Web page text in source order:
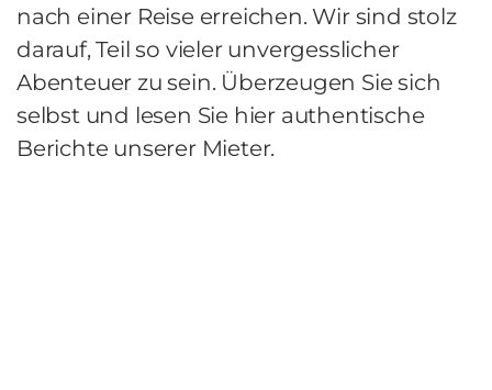
nach einer Reise erreichen. Wir sind stolz
darauf, Teil so vieler unvergesslicher
Abenteuer zu sein. Überzeugen Sie sich
selbst und lesen Sie hier authentische
Berichte unserer Mieter.